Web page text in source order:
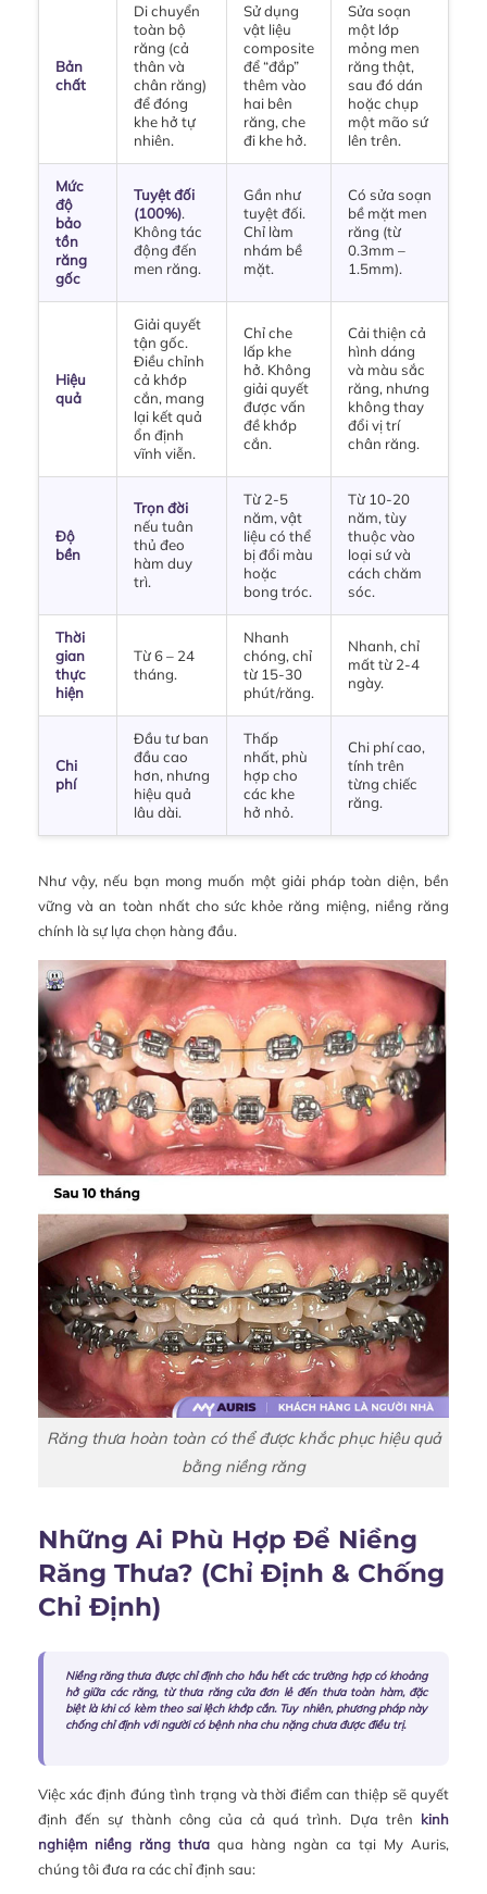
Bản
chất
Di chuyển
toàn bộ
răng (cả
thân và
chân răng)
để đóng
khe hở tự
nhiên.
Sử dụng
vật liệu
composite
để “đắp”
thêm vào
hai bên
răng, che
đi khe hở.
Sửa soạn
một lớp
mỏng men
răng thật,
sau đó dán
hoặc chụp
một mão sứ
lên trên.
Mức
độ
bảo
tồn
răng
gốc
Tuyệt đối
(100%).
Không tác
động đến
men răng.
Gần như
tuyệt đối.
Chỉ làm
nhám bề
mặt.
Có sửa soạn
bề mặt men
răng (từ
0.3mm –
1.5mm).
Hiệu
quả
Giải quyết
tận gốc.
Điều chỉnh
cả khớp
cắn, mang
lại kết quả
ổn định
vĩnh viễn.
Chỉ che
lấp khe
hở. Không
giải quyết
được vấn
đề khớp
cắn.
Cải thiện cả
hình dáng
và màu sắc
răng, nhưng
không thay
đổi vị trí
chân răng.
Độ
bền
Trọn đời
nếu tuân
thủ đeo
hàm duy
trì.
Từ 2-5
năm, vật
liệu có thể
bị đổi màu
hoặc
bong tróc.
Từ 10-20
năm, tùy
thuộc vào
loại sứ và
cách chăm
sóc.
Thời
gian
thực
hiện
Từ 6 – 24
tháng.
Nhanh
chóng, chỉ
từ 15-30
phút/răng.
Nhanh, chỉ
mất từ 2-4
ngày.
Chi
phí
Đầu tư ban
đầu cao
hơn, nhưng
hiệu quả
lâu dài.
Thấp
nhất, phù
hợp cho
các khe
hở nhỏ.
Chi phí cao,
tính trên
từng chiếc
răng.
Như vậy, nếu bạn mong muốn một giải pháp toàn diện, bền
vững và an toàn nhất cho sức khỏe răng miệng, niềng răng
chính là sự lựa chọn hàng đầu.
Răng thưa hoàn toàn có thể được khắc phục hiệu quả
bằng niềng răng
Những Ai Phù Hợp Để Niềng
Răng Thưa? (Chỉ Định & Chống
Chỉ Định)
Niềng răng thưa được chỉ định cho hầu hết các trường hợp có khoảng
hở giữa các răng, từ thưa răng cửa đơn lẻ đến thưa toàn hàm, đặc
biệt là khi có kèm theo sai lệch khớp cắn. Tuy nhiên, phương pháp này
chống chỉ định với người có bệnh nha chu nặng chưa được điều trị.
Việc xác định đúng tình trạng và thời điểm can thiệp sẽ quyết
định đến sự thành công của cả quá trình. Dựa trên kinh
nghiệm niềng răng thưa qua hàng ngàn ca tại My Auris,
chúng tôi đưa ra các chỉ định sau: